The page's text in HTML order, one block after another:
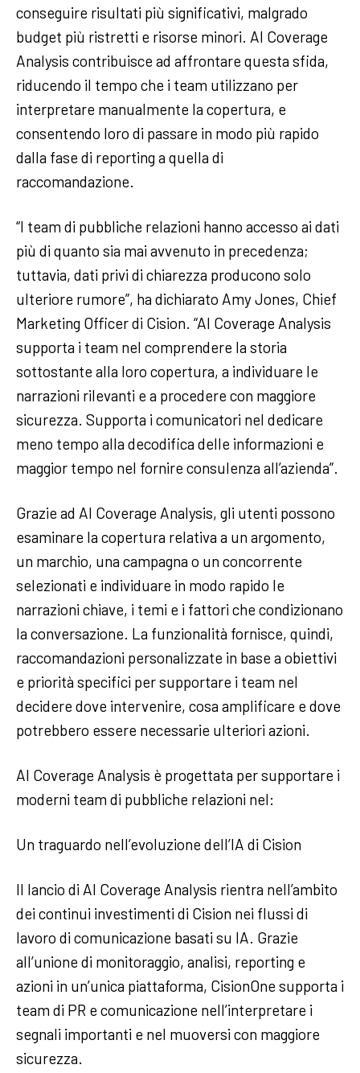
conseguire risultati più significativi, malgrado
budget più ristretti e risorse minori. AI Coverage
Analysis contribuisce ad affrontare questa sfida,
riducendo il tempo che i team utilizzano per
interpretare manualmente la copertura, e
consentendo loro di passare in modo più rapido
dalla fase di reporting a quella di
raccomandazione.
“I team di pubbliche relazioni hanno accesso ai dati
più di quanto sia mai avvenuto in precedenza;
tuttavia, dati privi di chiarezza producono solo
ulteriore rumore”, ha dichiarato Amy Jones, Chief
Marketing Officer di Cision. “AI Coverage Analysis
supporta i team nel comprendere la storia
sottostante alla loro copertura, a individuare le
narrazioni rilevanti e a procedere con maggiore
sicurezza. Supporta i comunicatori nel dedicare
meno tempo alla decodifica delle informazioni e
maggior tempo nel fornire consulenza all’azienda”.
Grazie ad AI Coverage Analysis, gli utenti possono
esaminare la copertura relativa a un argomento,
un marchio, una campagna o un concorrente
selezionati e individuare in modo rapido le
narrazioni chiave, i temi e i fattori che condizionano
la conversazione. La funzionalità fornisce, quindi,
raccomandazioni personalizzate in base a obiettivi
e priorità specifici per supportare i team nel
decidere dove intervenire, cosa amplificare e dove
potrebbero essere necessarie ulteriori azioni.
AI Coverage Analysis è progettata per supportare i
moderni team di pubbliche relazioni nel:
Un traguardo nell’evoluzione dell’IA di Cision
Il lancio di AI Coverage Analysis rientra nell’ambito
dei continui investimenti di Cision nei flussi di
lavoro di comunicazione basati su IA. Grazie
all’unione di monitoraggio, analisi, reporting e
azioni in un’unica piattaforma, CisionOne supporta i
team di PR e comunicazione nell’interpretare i
segnali importanti e nel muoversi con maggiore
sicurezza.